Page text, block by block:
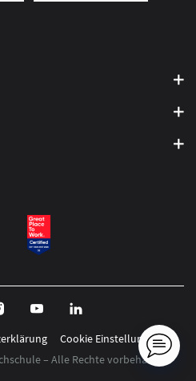
Cookie Einstellungen
– Alle Rechte vorbehalten.